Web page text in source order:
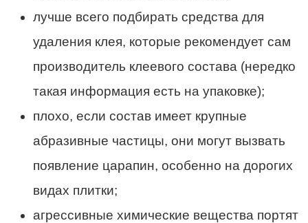
лучше всего подбирать средства для
удаления клея, которые рекомендует сам
производитель клеевого состава (нередко
такая информация есть на упаковке);
плохо, если состав имеет крупные
абразивные частицы, они могут вызвать
появление царапин, особенно на дорогих
видах плитки;
агрессивные химические вещества портят